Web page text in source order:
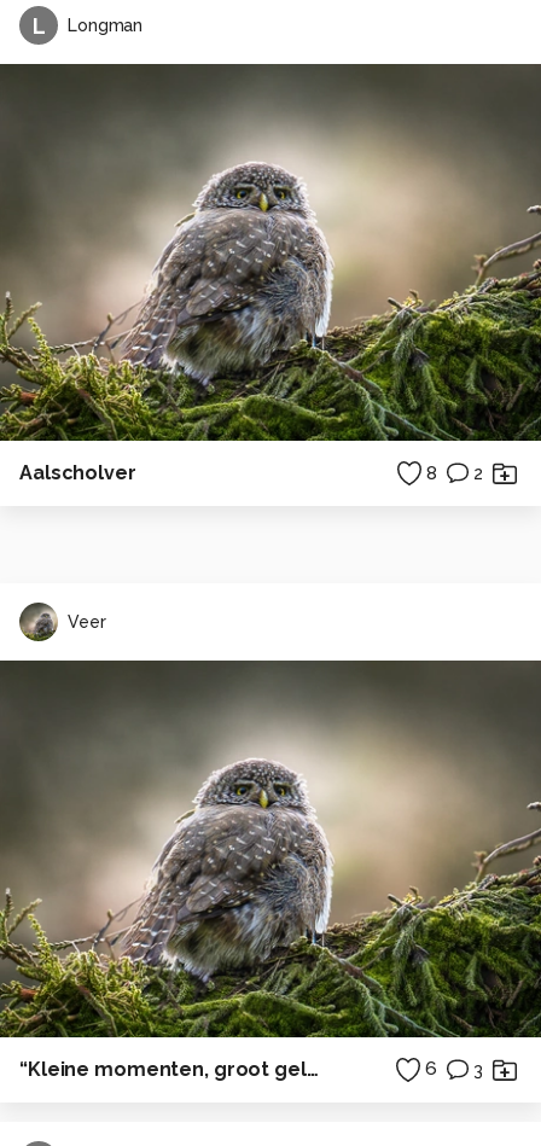
L Longman
Aalscholver 8 2
Veer
“Kleine momenten, groot geluk” 6 3